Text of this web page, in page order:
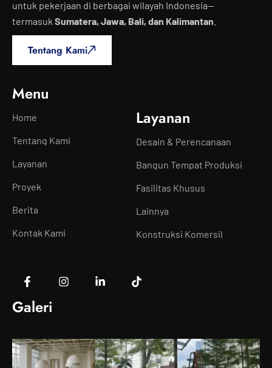
untuk pekerjaan di berbagai wilayah Indonesia—
termasuk Sumatera, Jawa, Bali, dan Kalimantan
Tentang Kami
Menu
Home
Tentang Kami
Layanan
Proyek
Berita
Kontak Kami
Layanan
Desain & Perencanaan
Bangun Tempat Produksi
Fasilitas Khusus
Lainnya
Konstruksi Komersil
Galeri